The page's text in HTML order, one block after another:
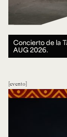
Concierto de la
AUG 2026.
evento